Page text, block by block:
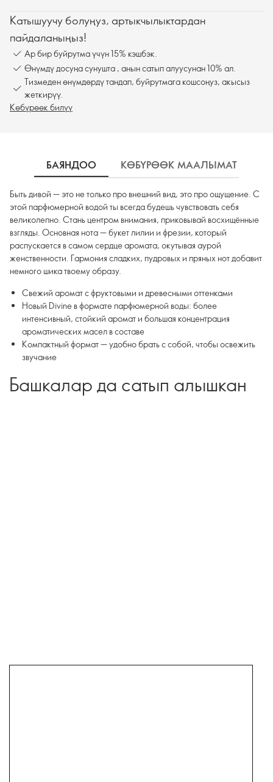
Катышуучу болуңуз, артыкчылыктардан
пайдаланыңыз!
Ар бир буйрутма үчүн 15% кэшбэк.
Өнүмдү досуңа сунушта , анын сатып алуусунан 10% ал.
Тизмеден өнүмдөрдү тандап, буйрутмага кошсоңуз, акысыз
жеткирүү.
Көбүрөөк билүү
БАЯНДОО КӨБҮРӨӨК МААЛЫМАТ
Быть дивой — это не только про внешний вид, это про ощущение. С
этой парфюмерной водой ты всегда будешь чувствовать себя
великолепно. Стань центром внимания, приковывай восхищённые
взгляды. Основная нота — букет лилии и фрезии, который
распускается в самом сердце аромата, окутывая аурой
женственности. Гармония сладких, пудровых и пряных нот добавит
немного шика твоему образу.
Свежий аромат с фруктовыми и древесными оттенками
Новый Divine в формате парфюмерной воды: более
интенсивный, стойкий аромат и большая концентрация
ароматических масел в составе
Компактный формат — удобно брать с собой, чтобы освежить
звучание
Башкалар да сатып алышкан